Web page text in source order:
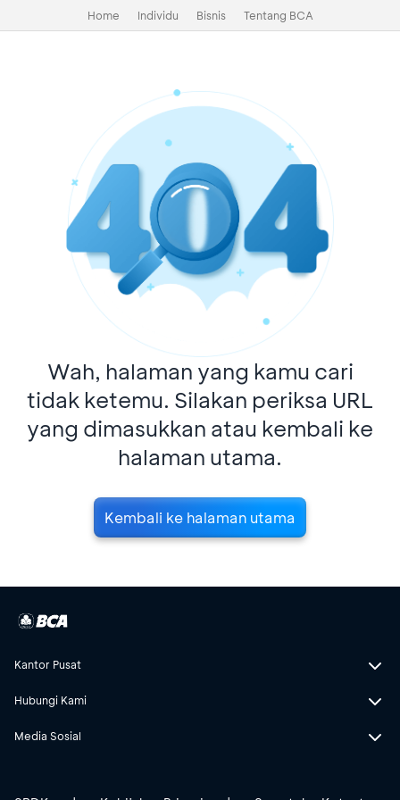
Home Individu Bisnis Tentang BCA
Wah, halaman yang kamu cari
tidak ketemu. Silakan periksa URL
yang dimasukkan atau kembali ke
halaman utama.
Kembali ke halaman utama
Kantor Pusat
Hubungi Kami
Media Sosial